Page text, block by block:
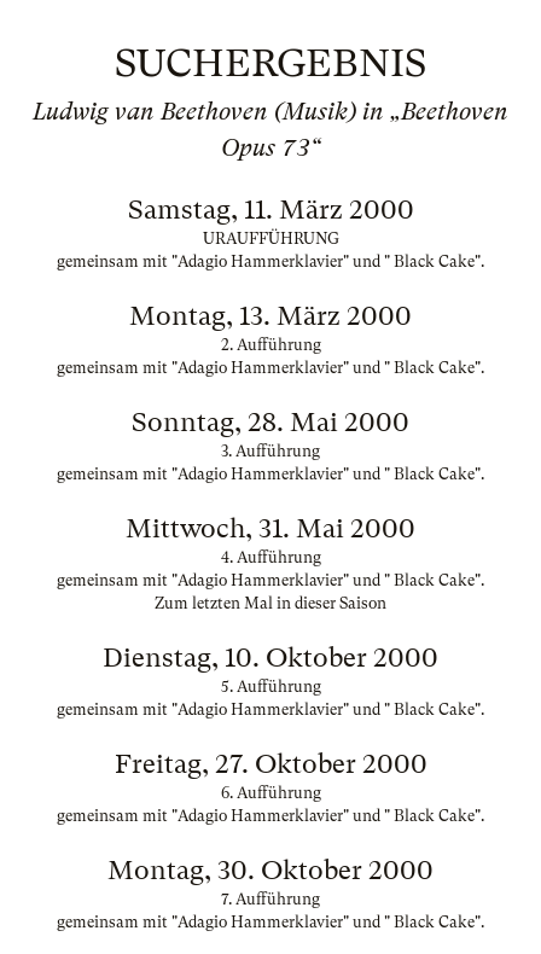
SUCHERGEBNIS
Ludwig van Beethoven (Musik) in „Beethoven
Opus 73“
Samstag, 11. März 2000
URAUFFÜHRUNG
gemeinsam mit "Adagio Hammerklavier" und " Black Cake".
Montag, 13. März 2000
2. Aufführung
gemeinsam mit "Adagio Hammerklavier" und " Black Cake".
Sonntag, 28. Mai 2000
3. Aufführung
gemeinsam mit "Adagio Hammerklavier" und " Black Cake".
Mittwoch, 31. Mai 2000
4. Aufführung
gemeinsam mit "Adagio Hammerklavier" und " Black Cake".
Zum letzten Mal in dieser Saison
Dienstag, 10. Oktober 2000
5. Aufführung
gemeinsam mit "Adagio Hammerklavier" und " Black Cake".
Freitag, 27. Oktober 2000
6. Aufführung
gemeinsam mit "Adagio Hammerklavier" und " Black Cake".
Montag, 30. Oktober 2000
7. Aufführung
gemeinsam mit "Adagio Hammerklavier" und " Black Cake".